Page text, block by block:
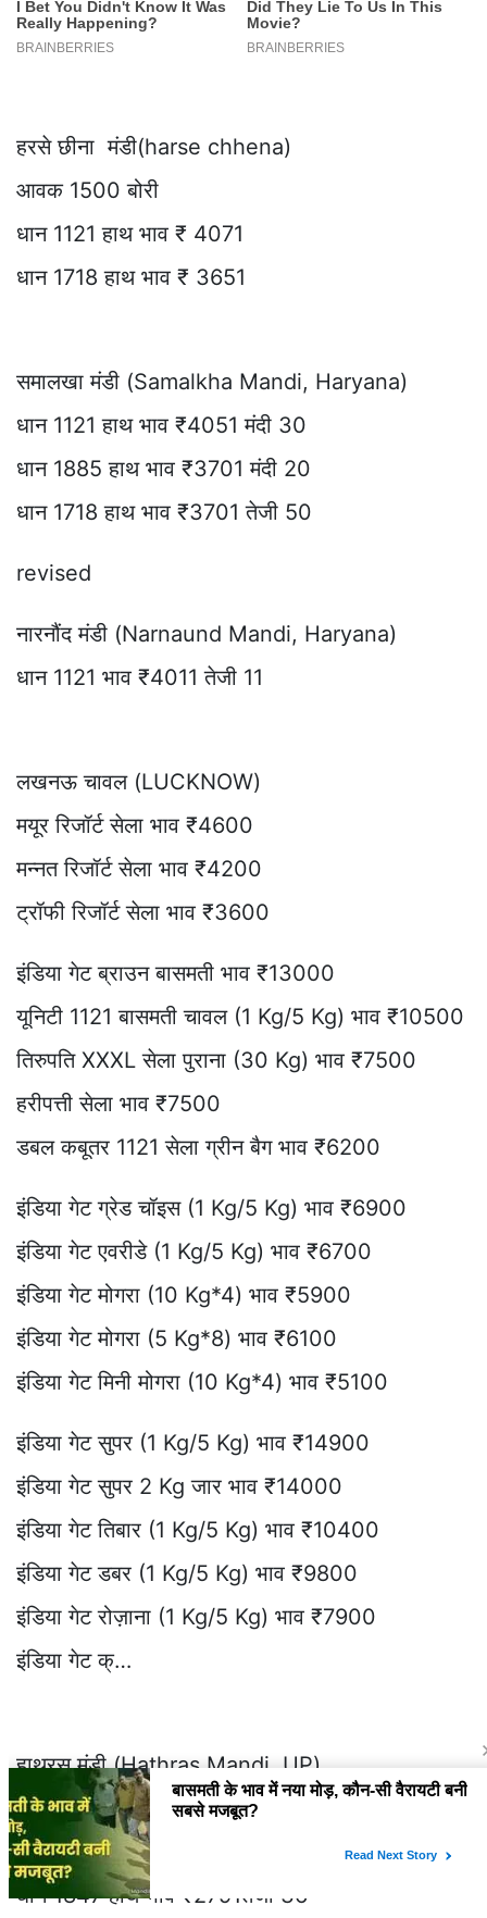
हरसे छीना मंडी(harse chhena)
आवक 1500 बोरी
धान 1121 हाथ भाव ₹ 4071
धान 1718 हाथ भाव ₹ 3651
समालखा मंडी (Samalkha Mandi, Haryana)
धान 1121 हाथ भाव ₹4051 मंदी 30
धान 1885 हाथ भाव ₹3701 मंदी 20
धान 1718 हाथ भाव ₹3701 तेजी 50
revised
नारनौंद मंडी (Narnaund Mandi, Haryana)
धान 1121 भाव ₹4011 तेजी 11
लखनऊ चावल (LUCKNOW)
मयूर रिजॉर्ट सेला भाव ₹4600
मन्नत रिजॉर्ट सेला भाव ₹4200
ट्रॉफी रिजॉर्ट सेला भाव ₹3600
इंडिया गेट ब्राउन बासमती भाव ₹13000
यूनिटी 1121 बासमती चावल (1 Kg/5 Kg) भाव ₹10500
तिरुपति XXXL सेला पुराना (30 Kg) भाव ₹7500
हरीपत्ती सेला भाव ₹7500
डबल कबूतर 1121 सेला ग्रीन बैग भाव ₹6200
इंडिया गेट ग्रेड चॉइस (1 Kg/5 Kg) भाव ₹6900
इंडिया गेट एवरीडे (1 Kg/5 Kg) भाव ₹6700
इंडिया गेट मोगरा (10 Kg*4) भाव ₹5900
इंडिया गेट मोगरा (5 Kg*8) भाव ₹6100
इंडिया गेट मिनी मोगरा (10 Kg*4) भाव ₹5100
इंडिया गेट सुपर (1 Kg/5 Kg) भाव ₹14900
इंडिया गेट सुपर 2 Kg जार भाव ₹14000
इंडिया गेट तिबार (1 Kg/5 Kg) भाव ₹10400
इंडिया गेट डबर (1 Kg/5 Kg) भाव ₹9800
इंडिया गेट रोज़ाना (1 Kg/5 Kg) भाव ₹7900
इंडिया गेट क्…
हाथरस मंडी (Hathras Mandi, UP)
धान 1509 हाथ भाव ₹3051
धान 1718 हाथ भाव ₹3381 तेजी 30
धान 1847 हाथ भाव ₹2791तेजी 36